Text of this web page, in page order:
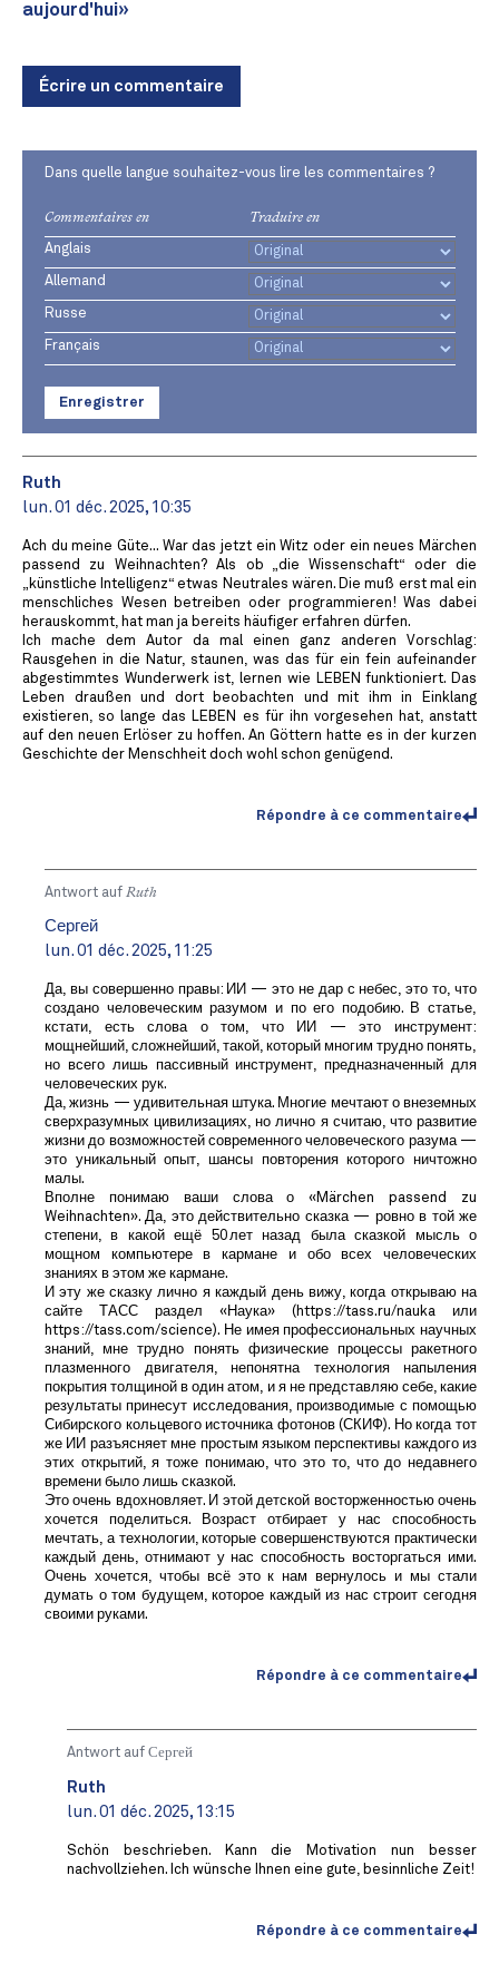
aujourd'hui»
Écrire un commentaire
Dans quelle langue souhaitez-vous lire les commentaires ?
Commentaires en Traduire en
Anglais
Allemand
Russe
Français
Enregistrer
Ruth
lun. 01 déc. 2025, 10:35
Ach du meine Güte... War das jetzt ein Witz oder ein neues Märchen
passend zu Weihnachten? Als ob „die Wissenschaft“ oder die
„künstliche Intelligenz“ etwas Neutrales wären. Die muß erst mal ein
menschliches Wesen betreiben oder programmieren! Was dabei
herauskommt, hat man ja bereits häufiger erfahren dürfen.
Ich mache dem Autor da mal einen ganz anderen Vorschlag:
Rausgehen in die Natur, staunen, was das für ein fein aufeinander
abgestimmtes Wunderwerk ist, lernen wie LEBEN funktioniert. Das
Leben draußen und dort beobachten und mit ihm in Einklang
existieren, so lange das LEBEN es für ihn vorgesehen hat, anstatt
auf den neuen Erlöser zu hoffen. An Göttern hatte es in der kurzen
Geschichte der Menschheit doch wohl schon genügend.
Répondre à ce commentaire
Antwort auf Ruth
Сергей
lun. 01 déc. 2025, 11:25
Да, вы совершенно правы: ИИ — это не дар с небес, это то, что
создано человеческим разумом и по его подобию. В статье,
кстати, есть слова о том, что ИИ — это инструмент:
мощнейший, сложнейший, такой, который многим трудно понять,
но всего лишь пассивный инструмент, предназначенный для
человеческих рук.
Да, жизнь — удивительная штука. Многие мечтают о внеземных
сверхразумных цивилизациях, но лично я считаю, что развитие
жизни до возможностей современного человеческого разума —
это уникальный опыт, шансы повторения которого ничтожно
малы.
Вполне понимаю ваши слова о «Märchen passend zu
Weihnachten». Да, это действительно сказка — ровно в той же
степени, в какой ещё 50 лет назад была сказкой мысль о
мощном компьютере в кармане и обо всех человеческих
знаниях в этом же кармане.
И эту же сказку лично я каждый день вижу, когда открываю на
сайте ТАСС раздел «Наука» (https://tass.ru/nauka или
https://tass.com/science). Не имея профессиональных научных
знаний, мне трудно понять физические процессы ракетного
плазменного двигателя, непонятна технология напыления
покрытия толщиной в один атом, и я не представляю себе, какие
результаты принесут исследования, производимые с помощью
Сибирского кольцевого источника фотонов (СКИФ). Но когда тот
же ИИ разъясняет мне простым языком перспективы каждого из
этих открытий, я тоже понимаю, что это то, что до недавнего
времени было лишь сказкой.
Это очень вдохновляет. И этой детской восторженностью очень
хочется поделиться. Возраст отбирает у нас способность
мечтать, а технологии, которые совершенствуются практически
каждый день, отнимают у нас способность восторгаться ими.
Очень хочется, чтобы всё это к нам вернулось и мы стали
думать о том будущем, которое каждый из нас строит сегодня
своими руками.
Répondre à ce commentaire
Antwort auf Сергей
Ruth
lun. 01 déc. 2025, 13:15
Schön beschrieben. Kann die Motivation nun besser
nachvollziehen. Ich wünsche Ihnen eine gute, besinnliche Zeit!
Répondre à ce commentaire